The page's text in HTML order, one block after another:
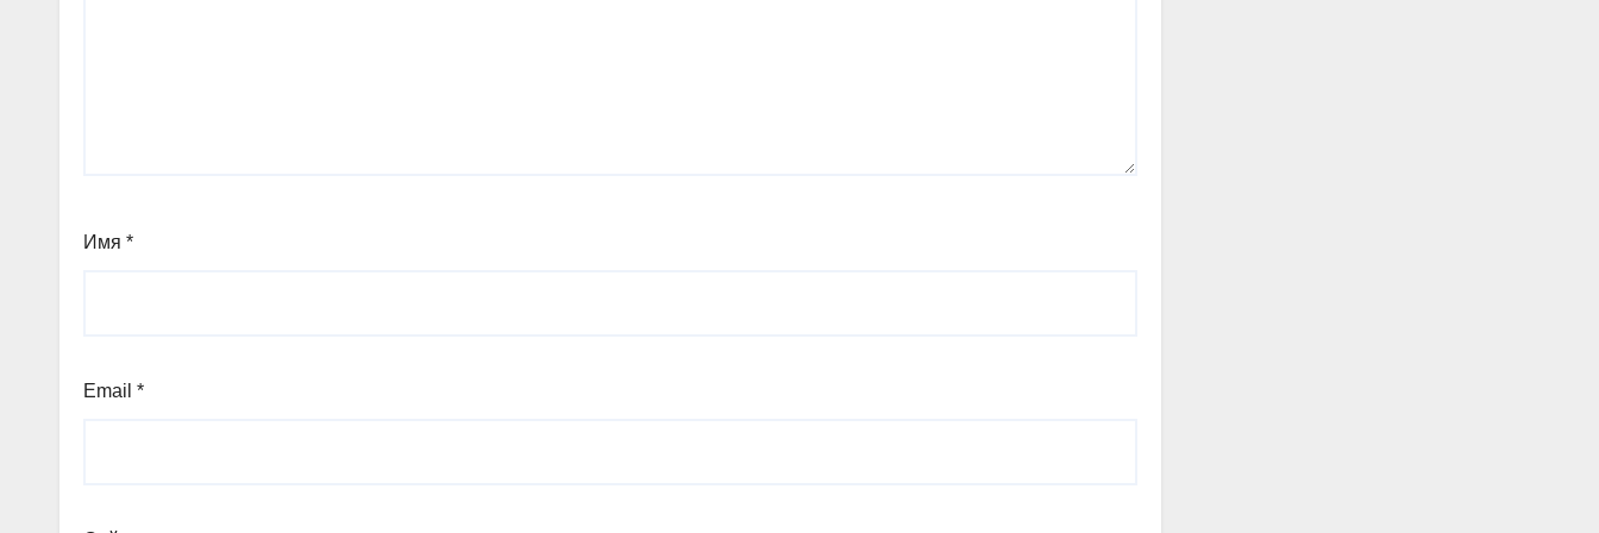
Имя *
Email *